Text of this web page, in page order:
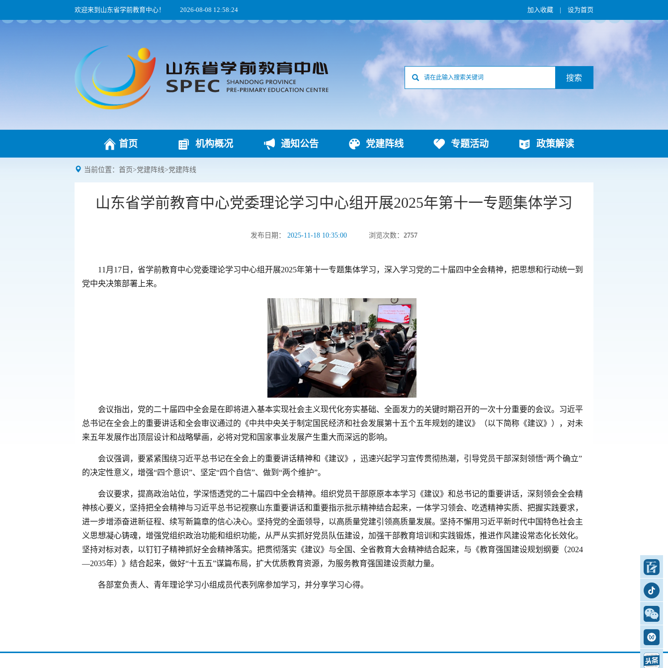
欢迎来到山东省学前教育中心！ 2026-08-08 12:58:25 加入收藏 | 设为首页
搜索
首页 机构概况 通知公告 党建阵线 专题活动 政策解读
当前位置： 首页>党建阵线>党建阵线
山东省学前教育中心党委理论学习中心组开展2025年第十一专题集体学习
发布日期： 2025-11-18 10:35:00 浏览次数： 2757
11月17日，省学前教育中心党委理论学习中心组开展2025年第十一专题集体学习，深入学习党的二十届四中全会精神，把思想和行动统一到
党中央决策部署上来。
会议指出，党的二十届四中全会是在即将进入基本实现社会主义现代化夯实基础、全面发力的关键时期召开的一次十分重要的会议。习近平
总书记在全会上的重要讲话和全会审议通过的《中共中央关于制定国民经济和社会发展第十五个五年规划的建议》（以下简称《建议》），对未
来五年发展作出顶层设计和战略擘画，必将对党和国家事业发展产生重大而深远的影响。
会议强调，要紧紧围绕习近平总书记在全会上的重要讲话精神和《建议》，迅速兴起学习宣传贯彻热潮，引导党员干部深刻领悟“两个确立”
的决定性意义，增强“四个意识”、坚定“四个自信”、做到“两个维护”。
会议要求，提高政治站位，学深悟透党的二十届四中全会精神。组织党员干部原原本本学习《建议》和总书记的重要讲话，深刻领会全会精
神核心要义，坚持把全会精神与习近平总书记视察山东重要讲话和重要指示批示精神结合起来，一体学习领会、吃透精神实质、把握实践要求，
进一步增添奋进新征程、续写新篇章的信心决心。坚持党的全面领导，以高质量党建引领高质量发展。坚持不懈用习近平新时代中国特色社会主
义思想凝心铸魂，增强党组织政治功能和组织功能，从严从实抓好党员队伍建设，加强干部教育培训和实践锻炼，推进作风建设常态化长效化。
坚持对标对表，以钉钉子精神抓好全会精神落实。把贯彻落实《建议》与全国、全省教育大会精神结合起来，与《教育强国建设规划纲要（2024
—2035年）》结合起来，做好“十五五”谋篇布局，扩大优质教育资源，为服务教育强国建设贡献力量。
各部室负责人、青年理论学习小组成员代表列席参加学习，并分享学习心得。
百家号
抖音号
公众号
视频号